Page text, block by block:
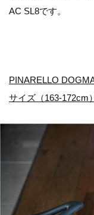
AC SL8です。
PINARELLO
サイズ（163-172cm